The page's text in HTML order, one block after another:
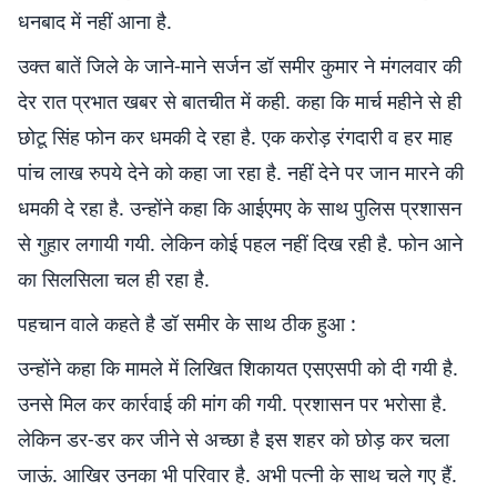
धनबाद में नहीं आना है.
उक्त बातें जिले के जाने-माने सर्जन डॉ समीर कुमार ने मंगलवार की
देर रात प्रभात खबर से बातचीत में कही. कहा कि मार्च महीने से ही
छोटू सिंह फोन कर धमकी दे रहा है. एक करोड़ रंगदारी व हर माह
पांच लाख रुपये देने को कहा जा रहा है. नहीं देने पर जान मारने की
धमकी दे रहा है. उन्होंने कहा कि आईएमए के साथ पुलिस प्रशासन
से गुहार लगायी गयी. लेकिन कोई पहल नहीं दिख रही है. फोन आने
का सिलसिला चल ही रहा है.
पहचान वाले कहते है डॉ समीर के साथ ठीक हुआ :
उन्होंने कहा कि मामले में लिखित शिकायत एसएसपी को दी गयी है.
उनसे मिल कर कार्रवाई की मांग की गयी. प्रशासन पर भरोसा है.
लेकिन डर-डर कर जीने से अच्छा है इस शहर को छोड़ कर चला
जाऊं. आखिर उनका भी परिवार है. अभी पत्नी के साथ चले गए हैं.